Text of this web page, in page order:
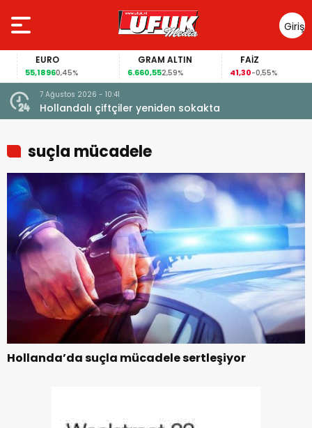
Giriş
Yap
EURO
55,18960,45%
GRAM ALTIN
6.660,552,59%
FAİZ
41,30-0,55%
şoke
7 Ağustos 2026 - 10:41
Hollandalı çiftçiler yeniden sokakta
suçla mücadele
Hollanda’da suçla mücadele sertleşiyor